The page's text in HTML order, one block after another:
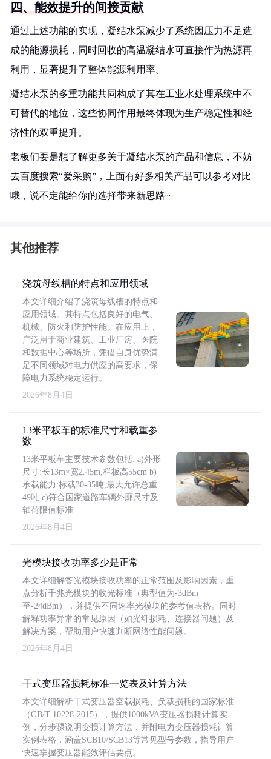
四、能效提升的间接贡献
通过上述功能的实现，凝结水泵减少了系统因压力不足造
成的能源损耗，同时回收的高温凝结水可直接作为热源再
利用，显著提升了整体能源利用率。
凝结水泵的多重功能共同构成了其在工业水处理系统中不
可替代的地位，这些协同作用最终体现为生产稳定性和经
济性的双重提升。
老板们要是想了解更多关于凝结水泵的产品和信息，不妨
去百度搜索“爱采购”，上面有好多相关产品可以参考对比
哦，说不定能给你的选择带来新思路~
其他推荐
浇筑母线槽的特点和应用领域
本文详细介绍了浇筑母线槽的特点和
应用领域。其特点包括良好的电气、
机械、防火和防护性能。在应用上，
广泛用于商业建筑、工业厂房、医院
和数据中心等场所，凭借自身优势满
足不同领域对电力供应的高要求，保
障电力系统稳定运行。
2026年8月4日
13米平板车的标准尺寸和载重参
数
13米平板车主要技术参数包括: a)外形
尺寸:长13m×宽2.45m,栏板高55cm b)
承载能力:标载30-35吨,最大允许总重
49吨 c)符合国家道路车辆外廓尺寸及
轴荷限值标准
2026年8月4日
光模块接收功率多少是正常
本文详细解答光模块接收功率的正常范围及影响因素，重
点分析千兆光模块的收光标准（典型值为-3dBm
至-24dBm），并提供不同速率光模块的参考值表格。同时
解释功率异常的常见原因（如光纤损耗、连接器问题）及
解决方案，帮助用户快速判断网络性能问题。
2026年8月4日
干式变压器损耗标准一览表及计算方法
本文详细解析干式变压器空载损耗、负载损耗的国家标准
（GB/T 10228-2015），提供1000kVA变压器损耗计算实
例，分步骤说明变损计算方法，并附电力变压器损耗计算
实例表格，涵盖SCB10/SCB13等常见型号参数，指导用户
快速掌握变压器能效评估要点。